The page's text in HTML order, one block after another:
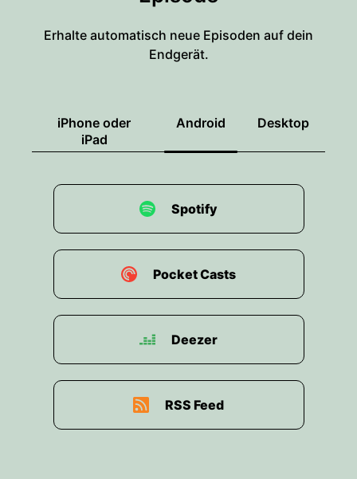
Erhalte automatisch neue Episoden auf dein
Endgerät.
iPhone oder
iPad
Android Desktop
Spotify
Pocket Casts
Deezer
RSS Feed